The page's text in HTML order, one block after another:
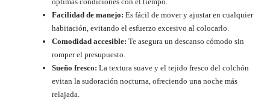
Facilidad de manejo: Es fácil de mover y ajustar en cualquier
habitación, evitando el esfuerzo excesivo al colocarlo.
Comodidad accesible: Te asegura un descanso cómodo sin
romper el presupuesto.
Sueño fresco: La textura suave y el tejido fresco del colchón
evitan la sudoración nocturna, ofreciendo una noche más
relajada.